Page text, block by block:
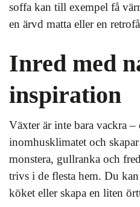
soffa kan till exempel få
en ärvd matta eller en
Inred med
inspiration
Växter är inte bara vackra –
inomhusklimatet och
monstera, gullranka och
trivs i de flesta hem. Du
köket eller skapa en liten